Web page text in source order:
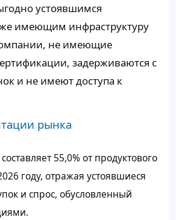
устоявшимся
имеющим инфраструктуру
не имеющие
задерживаются с
и не имеют доступа к
рынка
55,0% от продуктового
году, отражая устоявшиеся
и спрос, обусловленный